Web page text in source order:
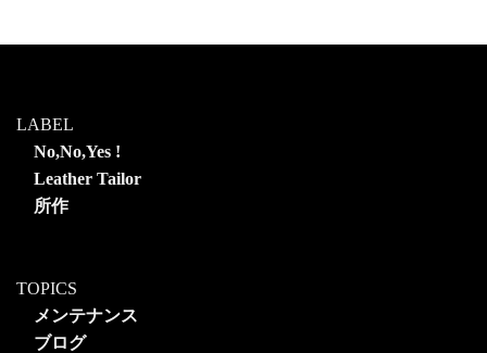
LABEL
No,No,Yes !
Leather Tailor
所作
TOPICS
メンテナンス
ブログ